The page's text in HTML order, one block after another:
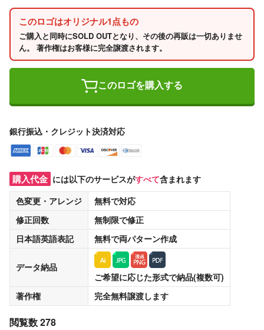
このロゴはオリジナル1点もの
ご購入と同時にSOLD OUTとなり、その後の再販は一切ありませ
ん。 著作権はお客様に完全譲渡されます。
このロゴを購入する
銀行振込・クレジット決済対応
購入代金 には以下のサービスがすべて含まれます
色変更・アレンジ
無料で対応
修正回数
無制限で修正
日本語英語表記
無料で両パターン作成
データ納品
ご希望に応じた形式で納品(複数可)
著作権
完全無料譲渡します
閲覧数 278